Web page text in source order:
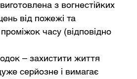
з вогнестійких
від пожежі та
часу (відповідно
– захистити життя
серйозне і вимагає